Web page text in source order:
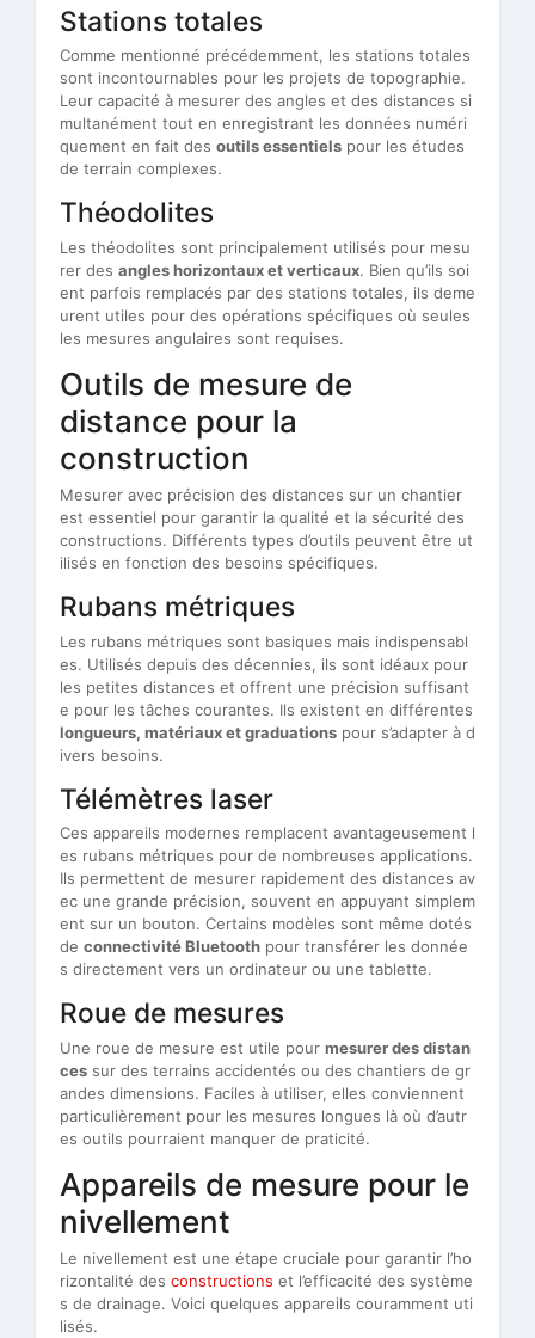
Stations totales
Comme mentionné précédemment, les stations totales
sont incontournables pour les projets de topographie.
Leur capacité à mesurer des angles et des distances si
multanément tout en enregistrant les données numéri
quement en fait des outils essentiels pour les études
de terrain complexes.
Théodolites
Les théodolites sont principalement utilisés pour mesu
rer des angles horizontaux et verticaux. Bien qu’ils soi
ent parfois remplacés par des stations totales, ils deme
urent utiles pour des opérations spécifiques où seules
les mesures angulaires sont requises.
Outils de mesure de
distance pour la
construction
Mesurer avec précision des distances sur un chantier
est essentiel pour garantir la qualité et la sécurité des
constructions. Différents types d’outils peuvent être ut
ilisés en fonction des besoins spécifiques.
Rubans métriques
Les rubans métriques sont basiques mais indispensabl
es. Utilisés depuis des décennies, ils sont idéaux pour
les petites distances et offrent une précision suffisant
e pour les tâches courantes. Ils existent en différentes
longueurs, matériaux et graduations pour s’adapter à d
ivers besoins.
Télémètres laser
Ces appareils modernes remplacent avantageusement l
es rubans métriques pour de nombreuses applications.
Ils permettent de mesurer rapidement des distances av
ec une grande précision, souvent en appuyant simplem
ent sur un bouton. Certains modèles sont même dotés
de connectivité Bluetooth pour transférer les donnée
s directement vers un ordinateur ou une tablette.
Roue de mesures
Une roue de mesure est utile pour mesurer des distan
ces sur des terrains accidentés ou des chantiers de gr
andes dimensions. Faciles à utiliser, elles conviennent
particulièrement pour les mesures longues là où d’autr
es outils pourraient manquer de praticité.
Appareils de mesure pour le
nivellement
Le nivellement est une étape cruciale pour garantir l’ho
rizontalité des constructions et l’efficacité des système
s de drainage. Voici quelques appareils couramment uti
lisés.